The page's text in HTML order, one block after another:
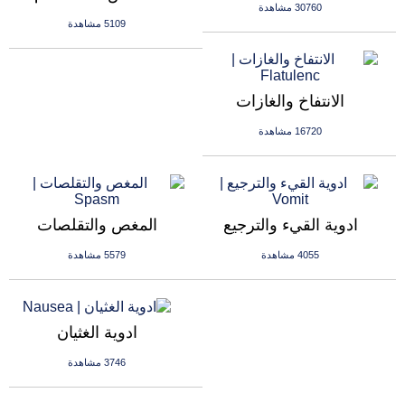
5109 مشاهدة
30760 مشاهدة
الانتفاخ والغازات
16720 مشاهدة
المغص والتقلصات
5579 مشاهدة
ادوية القيء والترجيع
4055 مشاهدة
ادوية الغثيان
3746 مشاهدة